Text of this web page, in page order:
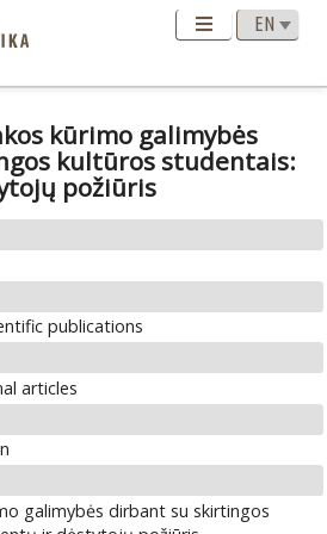
kūrimo galimybės
kultūros studentais:
požiūris
publications
articles
galimybės dirbant su skirtingos